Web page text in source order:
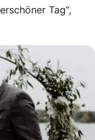
Tag“,